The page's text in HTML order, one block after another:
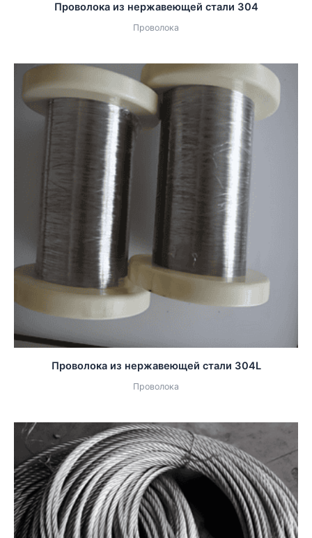
Проволока из нержавеющей стали 304
Проволока
Проволока из нержавеющей стали 304L
Проволока